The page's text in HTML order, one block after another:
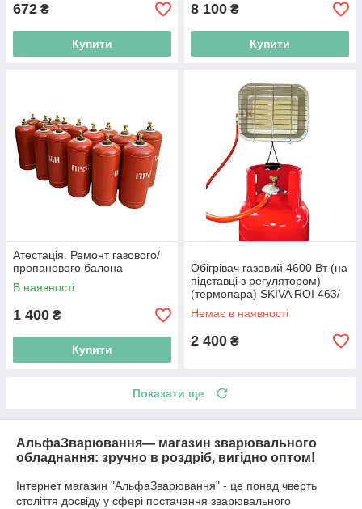
672 ₴
Купити
8 100 ₴
Купити
Атестація. Ремонт газового/
пропанового балона
В наявності
1 400 ₴
Купити
Обігрівач газовий 4600 Вт (на
підставці з регулятором)
(термопара) SKIVA ROI 463/
Польща
Немає в наявності
2 400 ₴
Показати ще
АльфаЗварювання— магазин зварювального
обладнання: зручно в роздріб, вигідно оптом!
Інтернет магазин "АльфаЗварювання" - це понад чверть
століття досвіду у сфері постачання зварювального